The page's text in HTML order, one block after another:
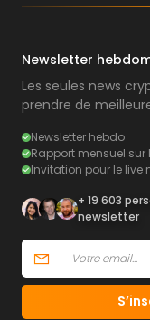
Newsletter
Les seules news
prendre de
Newsletter hebdo
Rapport mensuel
Invitation pour le live
+ 19 603
newsletter